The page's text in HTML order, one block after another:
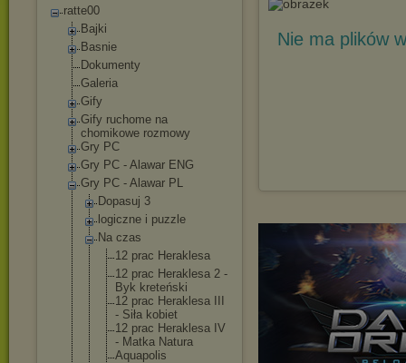
ratte00
Bajki
Basnie
Dokumenty
Galeria
Gify
Gify ruchome na
chomikowe rozmowy
Gry PC
Gry PC - Alawar ENG
Gry PC - Alawar PL
Dopasuj 3
logiczne i puzzle
Na czas
12 prac Heraklesa
12 prac Heraklesa 2 -
Byk kreteński
12 prac Heraklesa III
- Siła kobiet
12 prac Heraklesa IV
- Matka Natura
Aquapolis
Nie ma plików